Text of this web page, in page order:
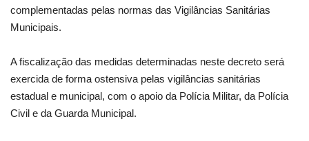
complementadas pelas normas das Vigilâncias Sanitárias
Municipais.
A fiscalização das medidas determinadas neste decreto será
exercida de forma ostensiva pelas vigilâncias sanitárias
estadual e municipal, com o apoio da Polícia Militar, da Polícia
Civil e da Guarda Municipal.